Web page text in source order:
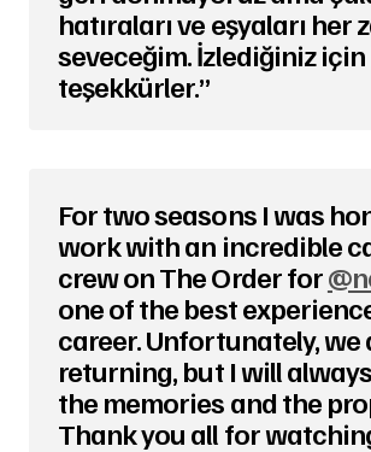
hatıraları ve eşyaları her
seveceğim. İzlediğiniz
teşekkürler.”
For two seasons I was
work with an incredible
crew on The Order for
one of the best
career. Unfortunately, we
returning, but I will
the memories and the
Thank you all for